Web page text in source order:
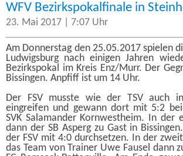
Verein
Kontakt
WFV Bezirkspokalfinale in
23. Mai 2017 | 7:07 Uhr
Am Donnerstag den 25.05.2017 spielen
Ludwigsburg nach einigen Jahren
Bezirkspokal im Kreis Enz/Murr. Der
Bissingen. Anpfiff ist um 14 Uhr.
Der FSV musste wie der TSV auch
eingreifen und gewann dort mit 5:2
SVK Salamander Kornwestheim. In der
dann der SB Asperg zu Gast in
der FSV mit 4:0 durchsetzen. In der
das Team von Trainer Uwe Fausel dann